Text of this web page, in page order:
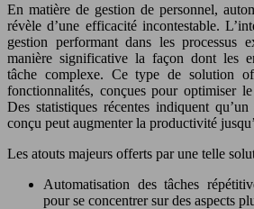
En matière de gestion de personnel,
révèle d’une efficacité incontestable.
gestion performant dans les processus
manière significative la façon dont les
tâche complexe. Ce type de solution
fonctionnalités, conçues pour optimiser
Des statistiques récentes indiquent
conçu peut augmenter la productivité
Les atouts majeurs offerts par une telle
Automatisation des tâches
pour se concentrer sur des aspects